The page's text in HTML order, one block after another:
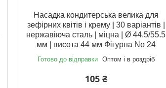
Насадка кондитерська велика для
зефірних квітів і крему | 30 варіантів |
нержавіюча сталь | міцна | Ø 44.5/55.5
мм | висота 44 мм Фігурна No 24
Готово до відправки Оптом і в роздріб
105 ₴